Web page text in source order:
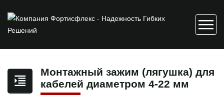
Монтажный зажим (лягушка) для
кабелей диаметром 4-22 мм